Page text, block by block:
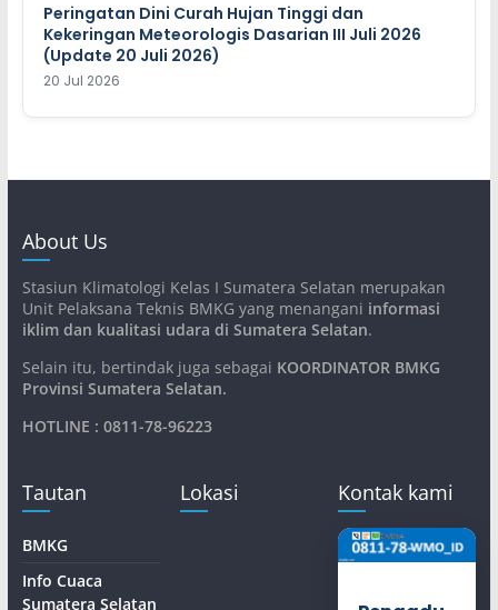
Peringatan Dini Curah Hujan Tinggi dan
Kekeringan Meteorologis Dasarian III Juli 2026
(Update 20 Juli 2026)
20 Jul 2026
About Us
Stasiun Klimatologi Kelas I Sumatera Selatan merupakan
Unit Pelaksana Teknis BMKG yang menangani informasi
iklim dan kualitasi udara di Sumatera Selatan.
Selain itu, bertindak juga sebagai KOORDINATOR BMKG
Provinsi Sumatera Selatan.
HOTLINE : 0811-78-96223
Tautan
BMKG
Info Cuaca
Sumatera Selatan
Lokasi Kontak kami